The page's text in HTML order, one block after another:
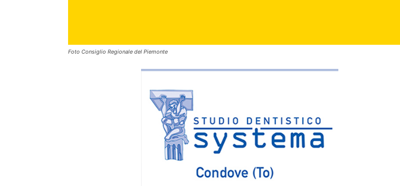
Foto Consiglio Regionale del Piemonte